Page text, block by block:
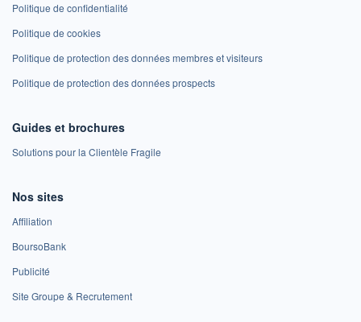
Politique de confidentialité
Politique de cookies
Politique de protection des données membres et visiteurs
Politique de protection des données prospects
Guides et brochures
Solutions pour la Clientèle Fragile
Nos sites
Affiliation
BoursoBank
Publicité
Site Groupe & Recrutement